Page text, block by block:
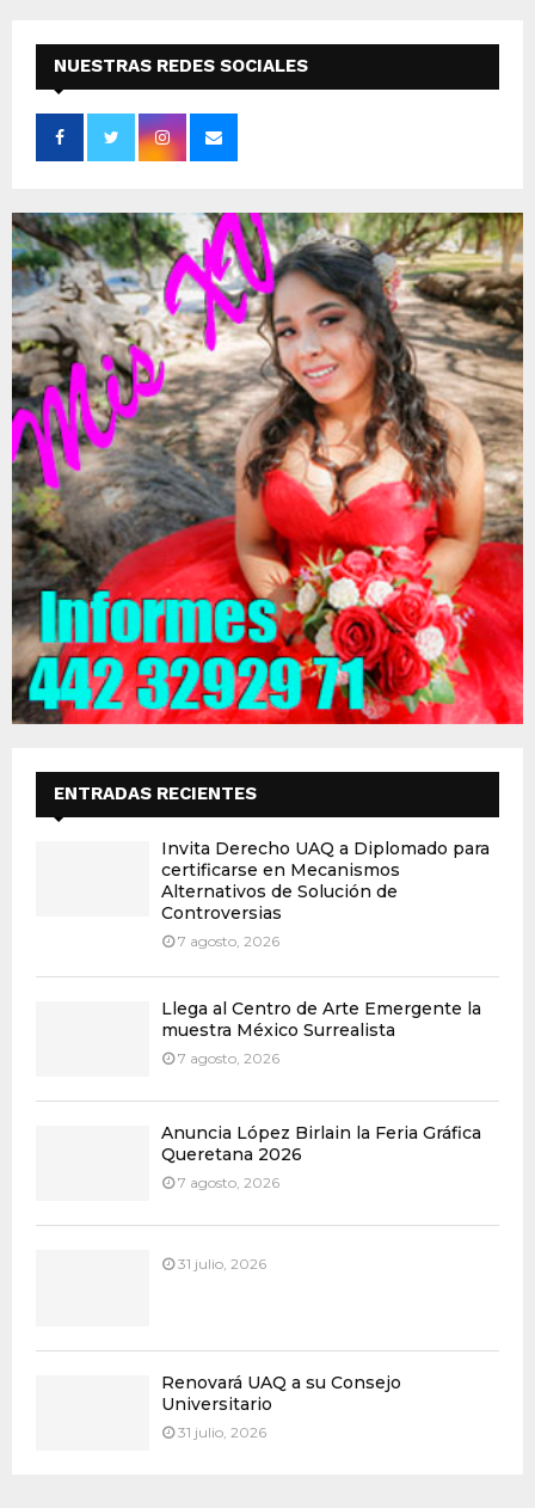
NUESTRAS REDES SOCIALES
ENTRADAS RECIENTES
Invita Derecho UAQ a Diplomado para
certificarse en Mecanismos
Alternativos de Solución de
Controversias
7 agosto, 2026
Llega al Centro de Arte Emergente la
muestra México Surrealista
7 agosto, 2026
Anuncia López Birlain la Feria Gráfica
Queretana 2026
7 agosto, 2026
31 julio, 2026
Renovará UAQ a su Consejo
Universitario
31 julio, 2026